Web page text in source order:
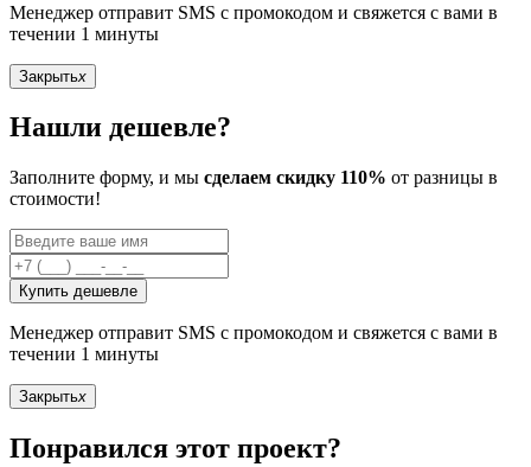
Менеджер отправит SMS с промокодом и свяжется с вами в
течении 1 минуты
Закрытьx
Нашли дешевле?
Заполните форму, и мы сделаем скидку 110% от разницы в
стоимости!
Купить дешевле
Менеджер отправит SMS с промокодом и свяжется с вами в
течении 1 минуты
Закрытьx
Понравился этот проект?